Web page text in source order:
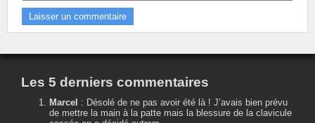
Les 5 derniers commentaires
Marcel : Désolé de ne pas avoir été là ! J’avais bien prévu
de mettre la main à la patte mais la blessure de la clavicule